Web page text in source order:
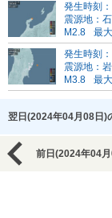
発生時刻
震源地：
M2.8
最
発生時刻
震源地：
M3.8
最
翌日(2024年04月08日)
前日(2024年04